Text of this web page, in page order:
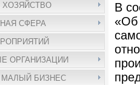
ХОЗЯЙСТВО
СФЕРА
ОРГАНИЗАЦИИ
БИЗНЕС
В
«Об